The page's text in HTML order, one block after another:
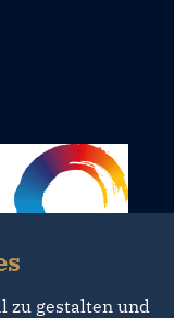
zu gestalten und